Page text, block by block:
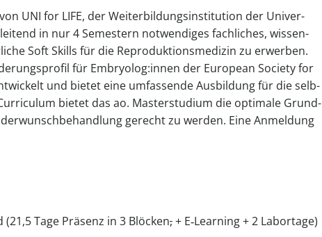
UNI for LIFE, der Wei­ter­bil­dungs­in­sti­tu­tion der Uni­ver­
in nur 4 Semes­tern not­wen­diges fach­li­ches, wis­sen­
Soft Skills für die Repro­duk­ti­ons­me­dizin zu erwerben.
für Embryolog:innen der Euro­pean Society for
und bietet eine umfas­sende Aus­bil­dung für die selb­
bietet das ao. Mas­ter­stu­dium die opti­male Grund­
gerecht zu werden. Eine Anmel­dung
Prä­senz in 3 Blö­cken,+ E‑Learning + 2 Labor­tage)